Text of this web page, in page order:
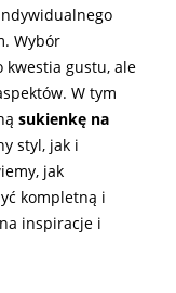
Wybór
kwestia gustu, ale
W tym
sukienkę na
styl, jak i
jak
kompletną i
inspiracje i